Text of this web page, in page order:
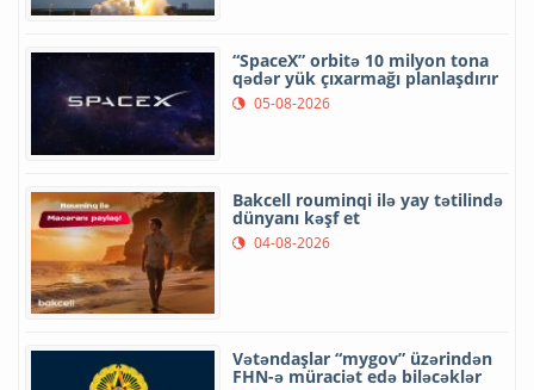
“SpaceX” orbitə 10 milyon tona
qədər yük çıxarmağı planlaşdırır
05-08-2026
Bakcell rouminqi ilə yay tətilində
dünyanı kəşf et
04-08-2026
Vətəndaşlar “mygov” üzərindən
FHN-ə müraciət edə biləcəklər